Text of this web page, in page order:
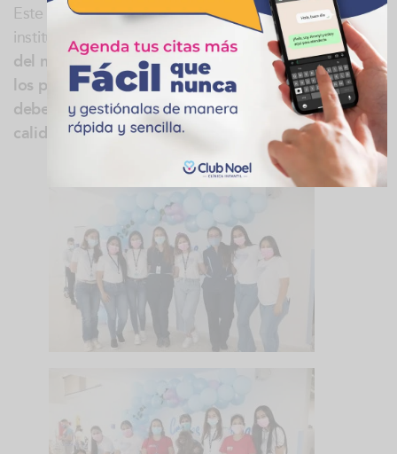
Este primer acercamiento del programa con la
institución proporcionó el conocimiento de laPolítica
del nuevo programa, los objetivos, los beneficios,
los proyectosy permitióreforzar los valores que se
deben tener presente para ofrecer un servicio de
calidad a pacientes y acompañantes.